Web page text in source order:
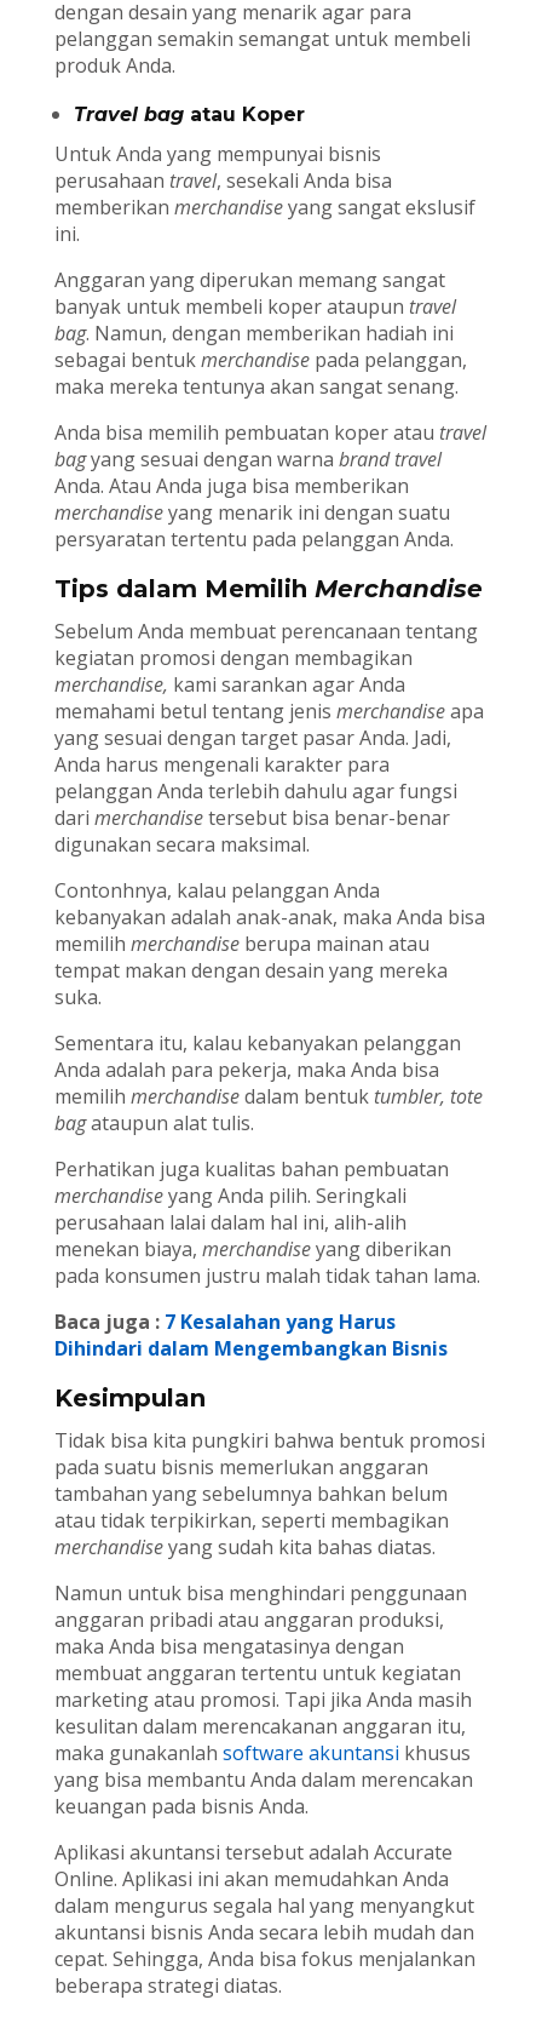
dengan desain yang menarik agar para
pelanggan semakin semangat untuk membeli
produk Anda.
Travel bag atau Koper
Untuk Anda yang mempunyai bisnis
perusahaan travel, sesekali Anda bisa
memberikan merchandiseyang sangat ekslusif
ini.
Anggaran yang diperukan memang sangat
banyak untuk membeli koper ataupun travel
bag. Namun, dengan memberikan hadiah ini
sebagai bentukmerchandise pada pelanggan,
maka mereka tentunya akan sangat senang.
Anda bisa memilih pembuatan koper atau travel
bagyang sesuai dengan warna brand travel
Anda. Atau Anda juga bisa memberikan
merchandiseyang menarik ini dengan suatu
persyaratan tertentu pada pelanggan Anda.
Tips dalam Memilih Merchandise
Sebelum Anda membuat perencanaan tentang
kegiatan promosi dengan membagikan
merchandise, kami sarankan agar Anda
memahami betul tentang jenis merchandiseapa
yang sesuai dengan target pasar Anda. Jadi,
Anda harus mengenali karakter para
pelanggan Anda terlebih dahulu agar fungsi
dari merchandisetersebut bisa benar-benar
digunakan secara maksimal.
Contonhnya, kalau pelanggan Anda
kebanyakan adalah anak-anak, maka Anda bisa
memilih merchandise berupa mainan atau
tempat makan dengan desain yang mereka
suka.
Sementara itu, kalau kebanyakan pelanggan
Anda adalah para pekerja, maka Anda bisa
memilih merchandisedalam bentuk tumbler, tote
bagataupun alat tulis.
Perhatikan juga kualitas bahan pembuatan
merchandiseyang Anda pilih. Seringkali
perusahaan lalai dalam hal ini, alih-alih
menekan biaya, merchandiseyang diberikan
pada konsumen justru malah tidak tahan lama.
Baca juga : 7 Kesalahan yang Harus
Dihindari dalam Mengembangkan Bisnis
Kesimpulan
Tidak bisa kita pungkiri bahwa bentuk promosi
pada suatu bisnis memerlukan anggaran
tambahan yang sebelumnya bahkan belum
atau tidak terpikirkan, seperti membagikan
merchandiseyang sudah kita bahas diatas.
Namun untuk bisa menghindari penggunaan
anggaran pribadi atau anggaran produksi,
maka Anda bisa mengatasinya dengan
membuat anggaran tertentu untuk kegiatan
marketing atau promosi. Tapi jika Anda masih
kesulitan dalam merencakanan anggaran itu,
maka gunakanlah software akuntansi khusus
yang bisa membantu Anda dalam merencakan
keuangan pada bisnis Anda.
Aplikasi akuntansi tersebut adalah Accurate
Online. Aplikasi ini akan memudahkan Anda
dalam mengurus segala hal yang menyangkut
akuntansi bisnis Anda secara lebih mudah dan
cepat. Sehingga, Anda bisa fokus menjalankan
beberapa strategi diatas.